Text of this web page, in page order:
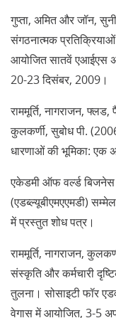
गुप्ता, अमित और जॉन,
संगठनात्मक
आयोजित सातवें एआईएस
20-23 दिसंबर, 2009।
राममूर्ति, नागराजन,
कुलकर्णी, सुबोध पी.
धारणाओं की भूमिका: एक
एकेडमी ऑफ वर्ल्ड
(एडब्ल्यूबीएमएएमडी)
में प्रस्तुत शोध पत्र।
राममूर्ति, नागराजन,
संस्कृति और कर्मचारी
तुलना। सोसाइटी फॉर
वेगास में आयोजित, 3-5